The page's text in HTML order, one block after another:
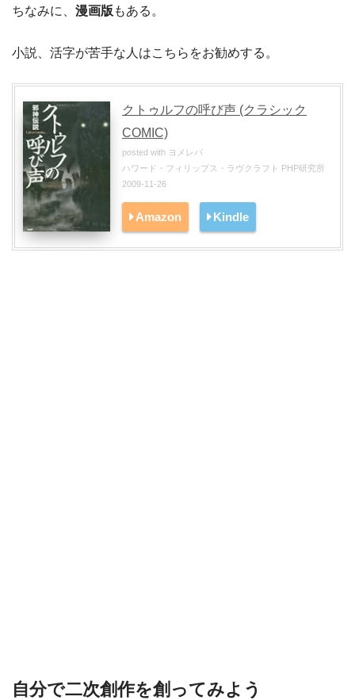
ちなみに、 漫画版 もある。
小説、活字が苦手な人はこちらをお勧めする。
クトゥルフの呼び声 (クラシック
COMIC)
posted with ヨメレバ
ハワード・フィリップス・ラヴクラフト PHP研究所
2009-11-26
Amazon Kindle
自分で二次創作を創ってみよう